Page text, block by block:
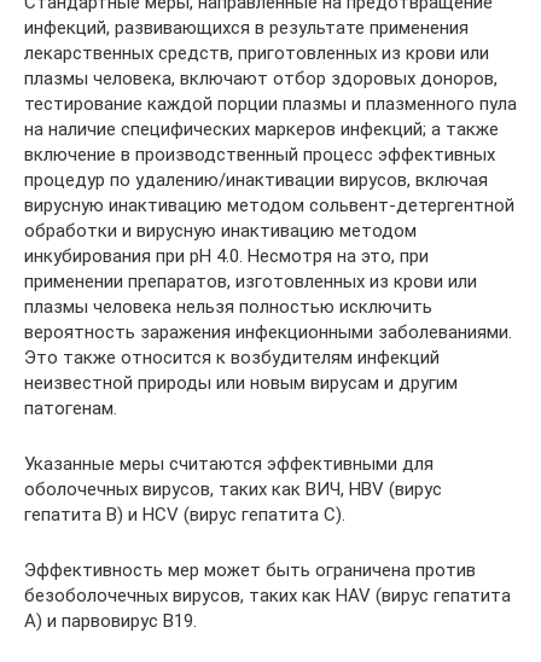
инфекций, развивающихся в результате применения
лекарственных средств, приготовленных из крови или
плазмы человека, включают отбор здоровых доноров,
тестирование каждой порции плазмы и плазменного пула
на наличие специфических маркеров инфекций; а также
включение в производственный процесс эффективных
процедур по удалению/инактивации вирусов, включая
вирусную инактивацию методом сольвент-детергентной
обработки и вирусную инактивацию методом
инкубирования при рН 4.0. Несмотря на это, при
применении препаратов, изготовленных из крови или
плазмы человека нельзя полностью исключить
вероятность заражения инфекционными заболеваниями.
Это также относится к возбудителям инфекций
неизвестной природы или новым вирусам и другим
патогенам.
Указанные меры считаются эффективными для
оболочечных вирусов, таких как ВИЧ, HBV (вирус
гепатита В) и HCV (вирус гепатита С).
Эффективность мер может быть ограничена против
безоболочечных вирусов, таких как HAV (вирус гепатита
А) и парвовирус В19.